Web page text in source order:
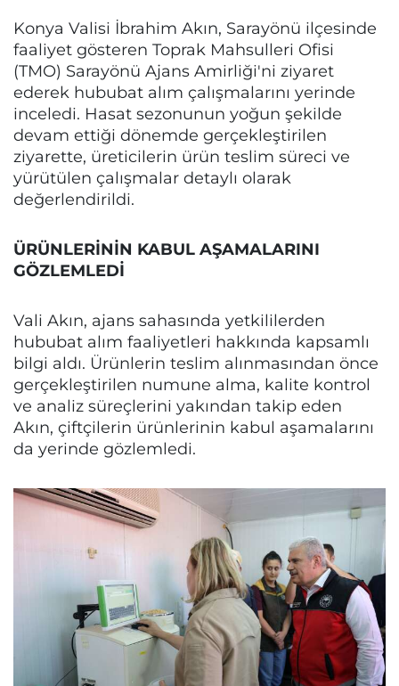
Konya Valisi İbrahim Akın, Sarayönü ilçesinde
faaliyet gösteren Toprak Mahsulleri Ofisi
(TMO) Sarayönü Ajans Amirliği'ni ziyaret
ederek hububat alım çalışmalarını yerinde
inceledi. Hasat sezonunun yoğun şekilde
devam ettiği dönemde gerçekleştirilen
ziyarette, üreticilerin ürün teslim süreci ve
yürütülen çalışmalar detaylı olarak
değerlendirildi.
ÜRÜNLERİNİN KABUL AŞAMALARINI
GÖZLEMLEDİ
Vali Akın, ajans sahasında yetkililerden
hububat alım faaliyetleri hakkında kapsamlı
bilgi aldı. Ürünlerin teslim alınmasından önce
gerçekleştirilen numune alma, kalite kontrol
ve analiz süreçlerini yakından takip eden
Akın, çiftçilerin ürünlerinin kabul aşamalarını
da yerinde gözlemledi.